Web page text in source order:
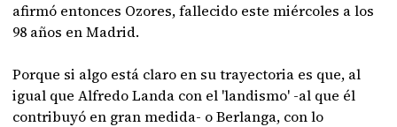
afirmó entonces Ozores, fallecido este miércoles a los
98 años en Madrid.
Porque si algo está claro en su trayectoria es que, al
igual que Alfredo Landa con el 'landismo' -al que él
contribuyó en gran medida- o Berlanga, con lo